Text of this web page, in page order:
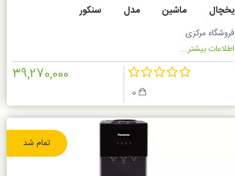
یخچال ماشین مدل سنکور
SCM4233BL
فروشگاه مرکزی
اطلاعات بیشتر...
0
39,270,000
تمام شد